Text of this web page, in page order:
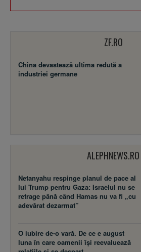
ZF.RO
China devastează ultima redută a
industriei germane
ALEPHNEWS.RO
Netanyahu respinge planul de pace al
lui Trump pentru Gaza: Israelul nu se
retrage până când Hamas nu va fi „cu
adevărat dezarmat”
O iubire de-o vară. De ce e august
luna în care oamenii își reevaluează